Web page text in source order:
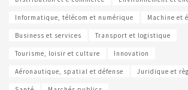
Informatique, télécom et numérique Machine et
Business et services Transport et logistique
Tourisme, loisir et culture Innovation
Aéronautique, spatial et défense Juridique et